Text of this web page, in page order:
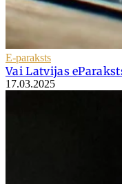
E-paraksts
Vai Latvijas
17.03.2025